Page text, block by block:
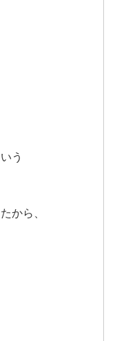
う
から、